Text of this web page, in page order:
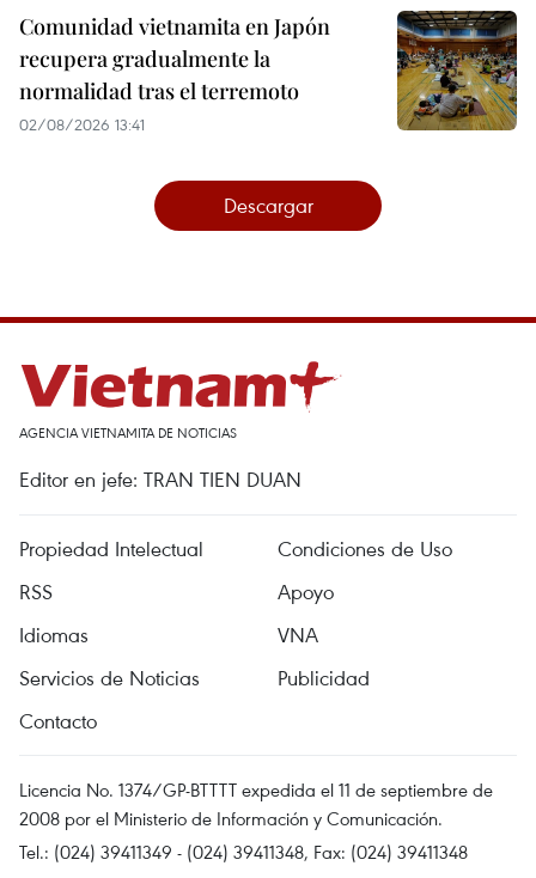
Comunidad vietnamita en Japón
recupera gradualmente la
normalidad tras el terremoto
02/08/2026 13:41
Descargar
AGENCIA VIETNAMITA DE NOTICIAS
Editor en jefe: TRAN TIEN DUAN
Propiedad Intelectual
Condiciones de Uso
RSS
Apoyo
Idiomas
VNA
Servicios de Noticias
Publicidad
Contacto
Licencia No. 1374/GP-BTTTT expedida el 11 de septiembre de
2008 por el Ministerio de Información y Comunicación.
Tel.: (024) 39411349 - (024) 39411348, Fax: (024) 39411348